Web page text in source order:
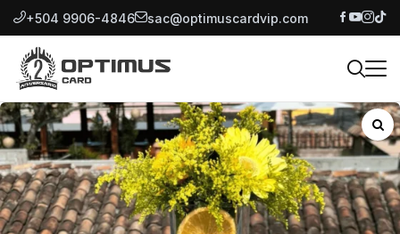
+504 9906-4846 sac@optimuscardvip.com